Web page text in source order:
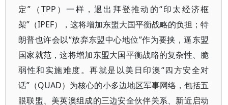
定”（TPP）一样，退出拜登推动的“印太经济框
架”（IPEF），这将增加东盟大国平衡战略的负担；特
朗普也许会以“放弃东盟中心地位”作为要挟，逼东盟
国家就范，这将增加东盟大国平衡战略的复杂性、脆
弱性和实施难度。再就是以美日印澳“四方安全对
话”（QUAD）为核心的小多边地区军事网络，包括五
眼联盟、美英澳组成的三边安全伙伴关系、新近启动